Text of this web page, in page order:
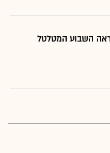
השבוע המטלטל